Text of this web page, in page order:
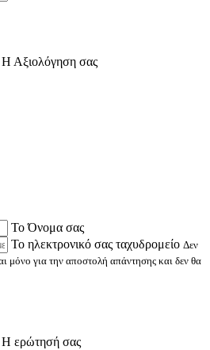
Η Αξιολόγηση σας
Το Όνομα σας
Το ηλεκτρονικό σας ταχυδρομείο Δεν
μόνο για την αποστολή απάντησης και δεν θα
Η ερώτησή σας